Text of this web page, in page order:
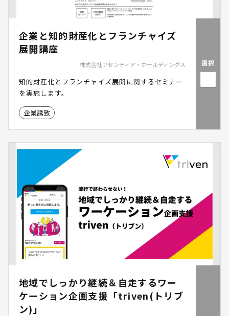
企業と知的財産化とフランチャイズ
展開講座
株式会社アセンティア・ホールディングス
知的財産化とフランチャイズ展開に関するセミナー
を実施します。
企業誘致
選択
地域でしっかり継続＆⾃⾛するワー
ケーション企画⽀援「triven(トリブ
ン)」